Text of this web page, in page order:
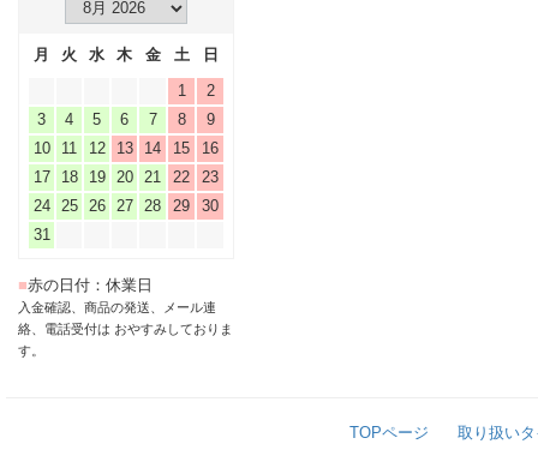
月 火 水 木 金 土
日
1
2
3
4 5 6 7 8
9
10
11 12 13 14 15
16
17
18 19 20 21 22
23
24
25 26 27 28 29
30
31
■赤の日付：休業日
入金確認、商品の発送、メール連
絡、電話受付は おやすみしておりま
す。
TOPページ 取り扱い